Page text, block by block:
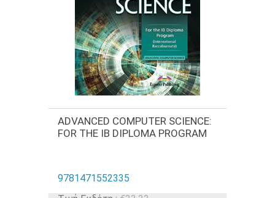
ADVANCED COMPUTER SCIENCE:
FOR THE IB DIPLOMA PROGRAM
9781471552335